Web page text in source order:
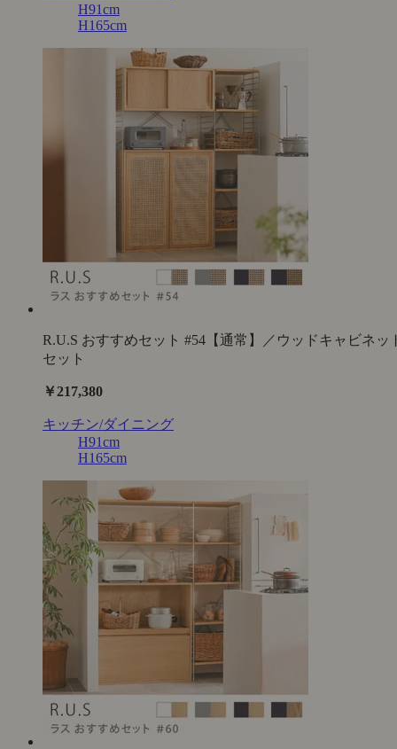
H91cm
H165cm
R.U.S おすすめセット #54【通常】／ウッドキャビネッ
セット
￥217,380
キッチン/ダイニング
H91cm
H165cm